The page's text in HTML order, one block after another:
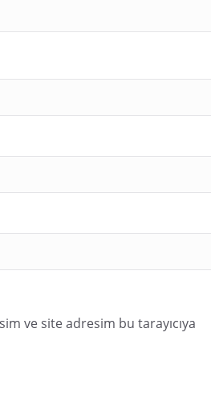
ve site adresim bu tarayıcıya